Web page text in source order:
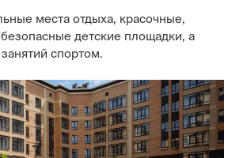
места отдыха, красочные,
детские площадки, а
спортом.